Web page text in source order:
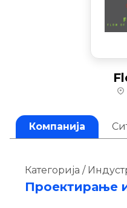
Компанија
Категорија /
Проектирање